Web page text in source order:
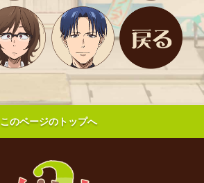
このページのトップへ